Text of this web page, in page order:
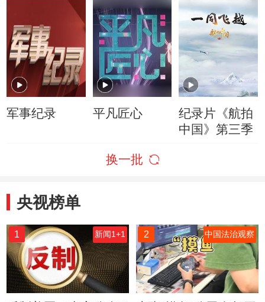
军事纪录 平凡匠心
纪录片《航拍
中国》第三季
换一批
央视榜单
1 新闻1+1 2 中国法治观察